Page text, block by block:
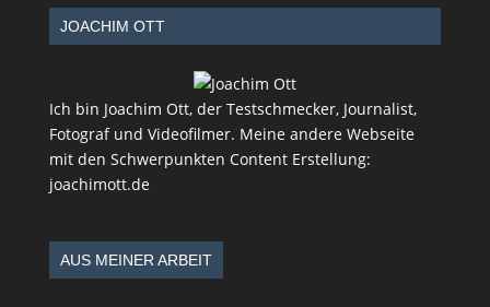
JOACHIM OTT
Ich bin Joachim Ott, der Testschmecker, Journalist,
Fotograf und Videofilmer. Meine andere Webseite
mit den Schwerpunkten Content Erstellung:
joachimott.de
AUS MEINER ARBEIT